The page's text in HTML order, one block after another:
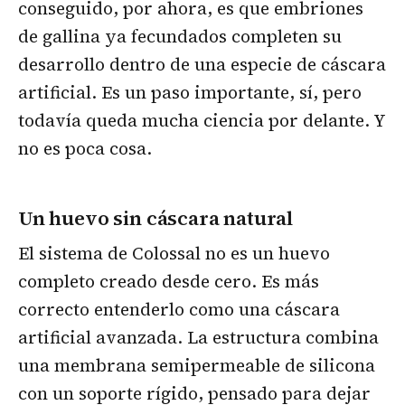
conseguido, por ahora, es que embriones
de gallina ya fecundados completen su
desarrollo dentro de una especie de cáscara
artificial. Es un paso importante, sí, pero
todavía queda mucha ciencia por delante. Y
no es poca cosa.
Un huevo sin cáscara natural
El sistema de Colossal no es un huevo
completo creado desde cero. Es más
correcto entenderlo como una cáscara
artificial avanzada. La estructura combina
una membrana semipermeable de silicona
con un soporte rígido, pensado para dejar